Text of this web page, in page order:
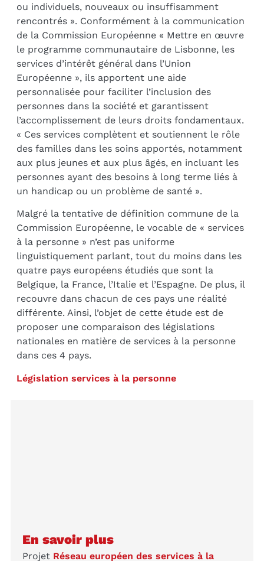
ou individuels, nouveaux ou insuffisamment
rencontrés ». Conformément à la communication
de la Commission Européenne « Mettre en œuvre
le programme communautaire de Lisbonne, les
services d’intérêt général dans l’Union
Européenne », ils apportent une aide
personnalisée pour faciliter l’inclusion des
personnes dans la société et garantissent
l’accomplissement de leurs droits fondamentaux.
« Ces services complètent et soutiennent le rôle
des familles dans les soins apportés, notamment
aux plus jeunes et aux plus âgés, en incluant les
personnes ayant des besoins à long terme liés à
un handicap ou un problème de santé ».
Malgré la tentative de définition commune de la
Commission Européenne, le vocable de « services
à la personne » n’est pas uniforme
linguistiquement parlant, tout du moins dans les
quatre pays européens étudiés que sont la
Belgique, la France, l’Italie et l’Espagne. De plus, il
recouvre dans chacun de ces pays une réalité
différente. Ainsi, l’objet de cette étude est de
proposer une comparaison des législations
nationales en matière de services à la personne
dans ces 4 pays.
Législation services à la personne
En savoir plus
Projet Réseau européen des services à la